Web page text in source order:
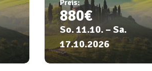
Preis:
880€
So. 11.10. – Sa.
17.10.2026